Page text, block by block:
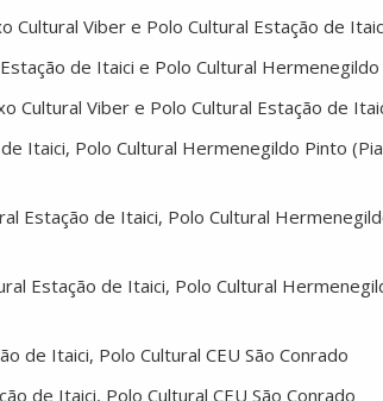
Cultural Viber e Polo Cultural Estação de
de Itaici e Polo Cultural
Cultural Viber e Polo Cultural Estação de
Itaici, Polo Cultural Hermenegildo Pinto
Estação de Itaici, Polo Cultural
Estação de Itaici, Polo Cultural
de Itaici, Polo Cultural CEU São Conrado
de Itaici, Polo Cultural CEU São Conrado